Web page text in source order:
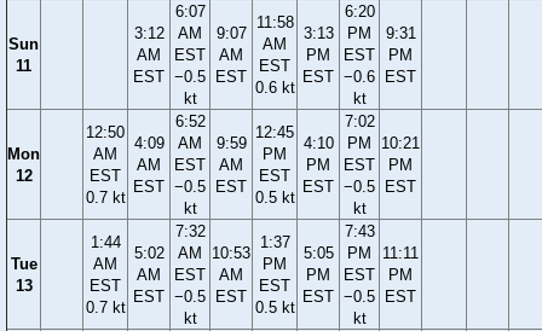
Sun
11
3:12
AM
EST
6:07
AM
EST
−0.5
kt
9:07
AM
EST
11:58
AM
EST
0.6 kt
3:13
PM
EST
6:20
PM
EST
−0.6
kt
9:31
PM
EST
Mon
12
12:50
AM
EST
0.7 kt
4:09
AM
EST
6:52
AM
EST
−0.5
kt
9:59
AM
EST
12:45
PM
EST
0.5 kt
4:10
PM
EST
7:02
PM
EST
−0.5
kt
10:21
PM
EST
Tue
13
1:44
AM
EST
0.7 kt
5:02
AM
EST
7:32
AM
EST
−0.5
kt
10:53
AM
EST
1:37
PM
EST
0.5 kt
5:05
PM
EST
7:43
PM
EST
−0.5
kt
11:11
PM
EST